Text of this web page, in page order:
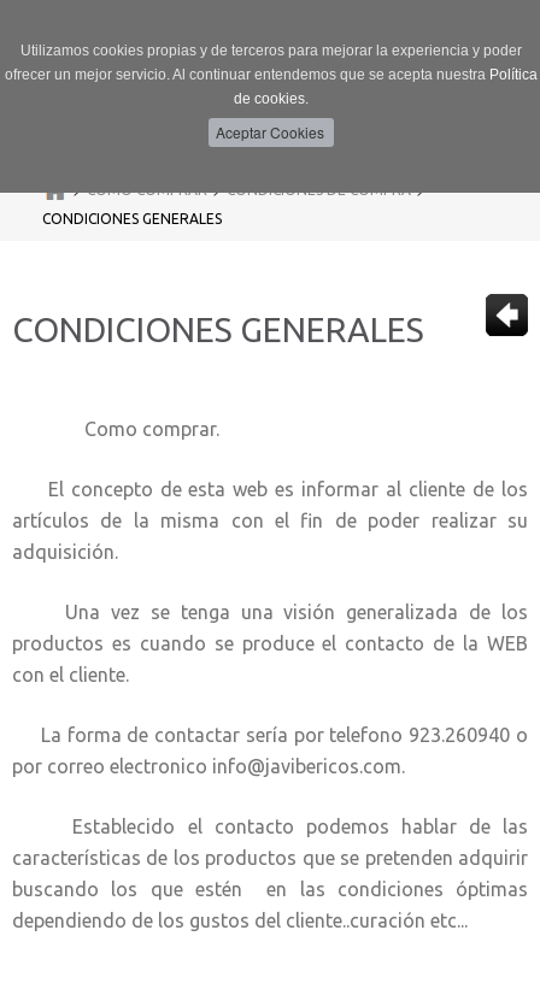
Utilizamos cookies propias y de terceros para mejorar la experiencia y poder
ofrecer un mejor servicio. Al continuar entendemos que se acepta nuestra Política
de cookies.
>CÓMO COMPRAR>CONDICIONES DE COMPRA>
CONDICIONES GENERALES
CONDICIONES GENERALES
Como comprar.
El concepto de esta web es informar al cliente de los
artículos de la misma con el fin de poder realizar su
adquisición.
Una vez se tenga una visión generalizada de los
productos es cuando se produce el contacto de la WEB
con el cliente.
La forma de contactar sería por telefono 923.260940 o
por correo electronico info@javibericos.com.
Establecido el contacto podemos hablar de las
características de los productos que se pretenden adquirir
buscando los que estén en las condiciones óptimas
dependiendo de los gustos del cliente..curación etc...